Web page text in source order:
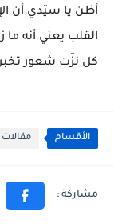
أظن يا سيّدي أن
القلب يعني أنه
كل نزّت شعور
الأقسام